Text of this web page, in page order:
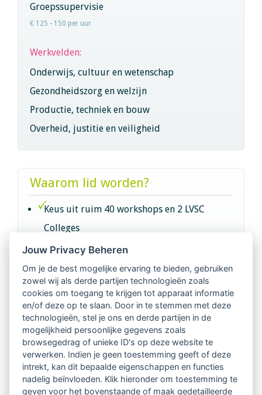
Groepssupervisie
€ 125 - 150 per uur
Werkvelden:
Onderwijs, cultuur en wetenschap
Gezondheidszorg en welzijn
Productie, techniek en bouw
Overheid, justitie en veiligheid
Waarom lid worden?
Keus uit ruim 40 workshops en 2 LVSC
Colleges
Intervisie met geregistreerde vakgenoten
Netwerk van 2100 professionals in 14
regio's
Vindbaar voor opdrachtgevers
Tijdschrift voor
Begeleidingskunde & kennisbank
Jouw Privacy Beheren
Om je de best mogelijke ervaring te bieden, gebruiken
zowel wij als derde partijen technologieën zoals
cookies om toegang te krijgen tot apparaat informatie
en/of deze op te slaan. Door in te stemmen met deze
technologieën, stel je ons en derde partijen in de
mogelijkheid persoonlijke gegevens zoals
browsegedrag of unieke ID's op deze website te
verwerken. Indien je geen toestemming geeft of deze
intrekt, kan dit bepaalde eigenschappen en functies
nadelig beïnvloeden. Klik hieronder om toestemming te
geven voor het bovenstaande of maak gedetailleerde